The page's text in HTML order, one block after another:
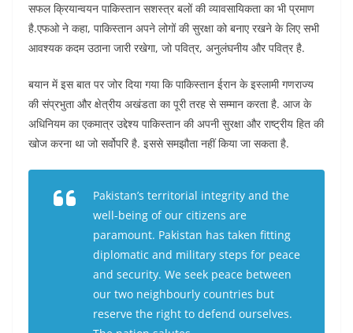
सफल क्रियान्वयन पाकिस्तान सशस्त्र बलों की व्यावसायिकता का भी प्रमाण
है.एफओ ने कहा, पाकिस्तान अपने लोगों की सुरक्षा को बनाए रखने के लिए सभी
आवश्यक कदम उठाना जारी रखेगा, जो पवित्र, अनुलंघनीय और पवित्र है.
बयान में इस बात पर जोर दिया गया कि पाकिस्तान ईरान के इस्लामी गणराज्य
की संप्रभुता और क्षेत्रीय अखंडता का पूरी तरह से सम्मान करता है. आज के
अधिनियम का एकमात्र उद्देश्य पाकिस्तान की अपनी सुरक्षा और राष्ट्रीय हित की
खोज करना था जो सर्वोपरि है. इससे समझौता नहीं किया जा सकता है.
Pakistan’s territorial integrity and the
well-being of our citizens are
paramount. Pakistan has taken fitting
diplomatic and military steps for peace
and security. We seek peace between
our two neighbourly countries but
reserve the right to defend ourselves.